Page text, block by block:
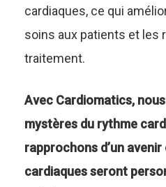
cardiaques, ce qui
soins aux patients et les
traitement.
Avec Cardiomatics,
mystères du rythme
rapprochons d’un
cardiaques seront